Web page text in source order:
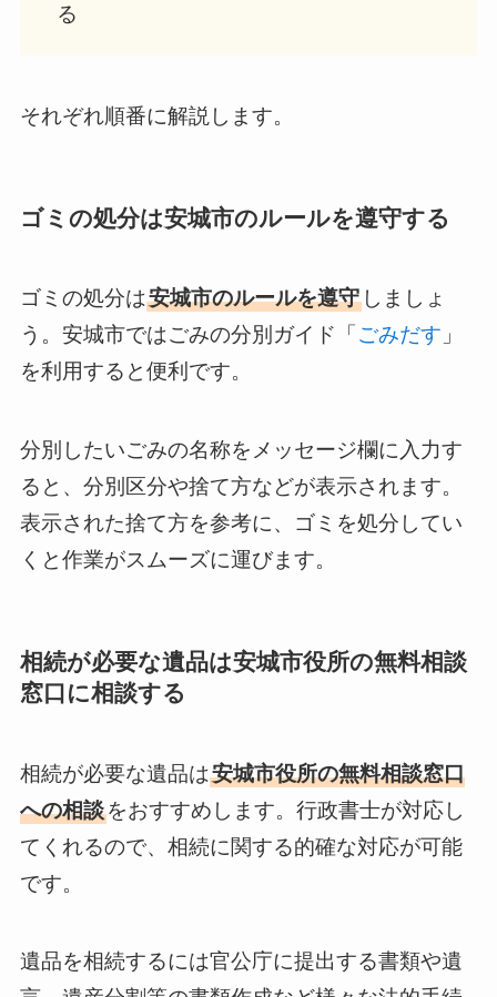
る
それぞれ順番に解説します。
ゴミの処分は安城市のルールを遵守する
ゴミの処分は安城市のルールを遵守しましょ
う。安城市ではごみの分別ガイド「 ごみだす 」
を利用すると便利です。
分別したいごみの名称をメッセージ欄に入力す
ると、分別区分や捨て方などが表示されます。
表示された捨て方を参考に、ゴミを処分してい
くと作業がスムーズに運びます。
相続が必要な遺品は安城市役所の無料相談
窓口に相談する
相続が必要な遺品は安城市役所の無料相談窓口
への相談をおすすめします。行政書士が対応し
てくれるので、相続に関する的確な対応が可能
です。
遺品を相続するには官公庁に提出する書類や遺